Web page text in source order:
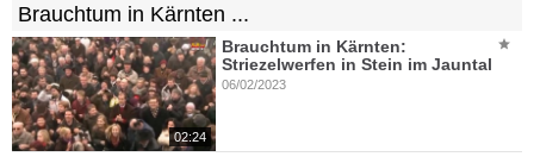
Brauchtum in Kärnten ...
02:24
Brauchtum in Kärnten:
Striezelwerfen in Stein im Jauntal
06/02/2023